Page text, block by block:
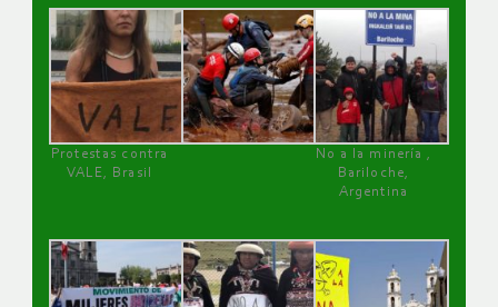
Protestas contra
VALE, Brasil
No a la minería ,
Bariloche,
Argentina